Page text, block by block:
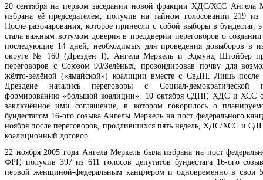
20 сентября на первом заседании новой фракции ХДС/ХСС Ангела
избрана её председателем, получив на тайном голосовании 219 из
После разочарования, которое принесли с собой выборы в бундестаг,
стала важным вотумом доверия в преддверии переговоров о
последующие 14 дней, необходимых для проведения довыборов в
округе № 160 (Дрезден I), Ангела Меркель и Эдмунд Штойбер
переговоров с Союзом 90/Зелёных, прозондировав почву для
жёлто-зелёной («ямайской») коалиции вместе с СвДП. Лишь после
Дрездене начались переговоры с Социал-демократической
формированию «большой коалиции». 10 октября СДПГ, ХДС и ХСС
заключённое ими соглашение, в котором говорилось о
бундестагом 16-ого созыва Ангелы Меркель на пост федерального
ноября после переговоров, продлившихся пять недель, ХДС/ХСС и
коалиционный договор.
22 ноября 2005 года Ангела Меркель была избрана на пост
ФРГ, получив 397 из 611 голосов депутатов бундестага 16-ого
первой женщиной-федеральным канцлером и одновременно в свои